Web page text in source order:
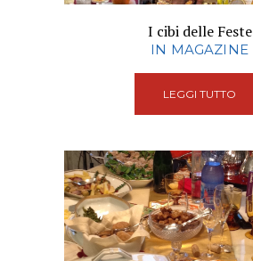
I cibi delle Feste
IN MAGAZINE
LEGGI TUTTO